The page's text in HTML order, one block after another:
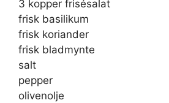
3 kopper frisésalat
frisk basilikum
frisk koriander
frisk bladmynte
salt
pepper
olivenolje